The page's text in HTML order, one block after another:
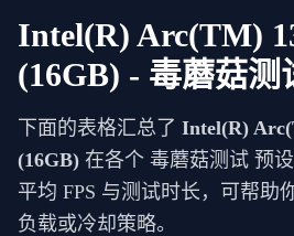
Intel(R) Arc(TM)
(16GB) - 毒蘑菇测
下面的表格汇总了 Intel(R)
(16GB) 在各个 毒蘑菇测试 预
平均 FPS 与测试时长，可帮助
负载或冷却策略。